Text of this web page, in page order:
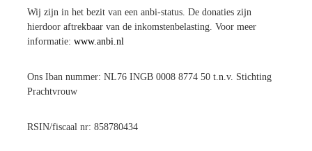
Wij zijn in het bezit van een anbi-status. De donaties zijn
hierdoor aftrekbaar van de inkomstenbelasting. Voor meer
informatie: www.anbi.nl
Ons Iban nummer: NL76 INGB 0008 8774 50 t.n.v. Stichting
Prachtvrouw
RSIN/fiscaal nr: 858780434